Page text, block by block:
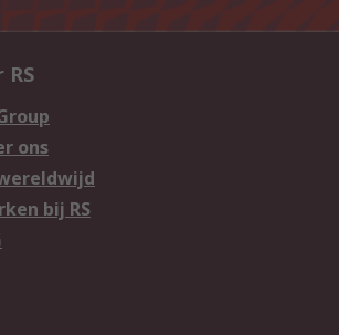
RS
ons
bij RS